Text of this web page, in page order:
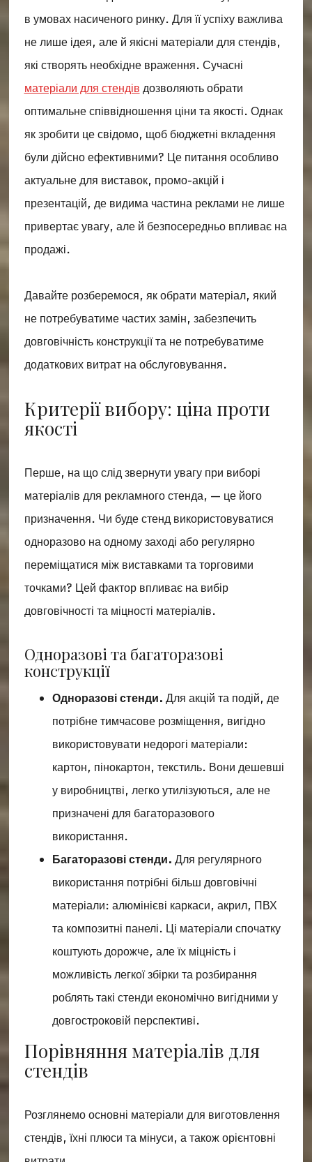
в умовах насиченого ринку. Для її успіху важлива
не лише ідея, але й якісні матеріали для стендів,
які створять необхідне враження. Сучасні
матеріали для стендів дозволяють обрати
оптимальне співвідношення ціни та якості. Однак
як зробити це свідомо, щоб бюджетні вкладення
були дійсно ефективними? Це питання особливо
актуальне для виставок, промо-акцій і
презентацій, де видима частина реклами не лише
привертає увагу, але й безпосередньо впливає на
продажі.
Давайте розберемося, як обрати матеріал, який
не потребуватиме частих замін, забезпечить
довговічність конструкції та не потребуватиме
додаткових витрат на обслуговування.
Критерії вибору: ціна проти
якості
Перше, на що слід звернути увагу при виборі
матеріалів для рекламного стенда, — це його
призначення. Чи буде стенд використовуватися
одноразово на одному заході або регулярно
переміщатися між виставками та торговими
точками? Цей фактор впливає на вибір
довговічності та міцності матеріалів.
Одноразові та багаторазові
конструкції
Одноразові стенди. Для акцій та подій, де
потрібне тимчасове розміщення, вигідно
використовувати недорогі матеріали:
картон, пінокартон, текстиль. Вони дешевші
у виробництві, легко утилізуються, але не
призначені для багаторазового
використання.
Багаторазові стенди. Для регулярного
використання потрібні більш довговічні
матеріали: алюмінієві каркаси, акрил, ПВХ
та композитні панелі. Ці матеріали спочатку
коштують дорожче, але їх міцність і
можливість легкої збірки та розбирання
роблять такі стенди економічно вигідними у
довгостроковій перспективі.
Порівняння матеріалів для
стендів
Розглянемо основні матеріали для виготовлення
стендів, їхні плюси та мінуси, а також орієнтовні